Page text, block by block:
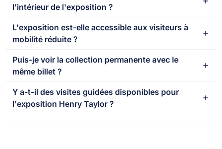
l'intérieur de l'exposition ?
L'exposition est-elle accessible aux visiteurs à
mobilité réduite ?
Puis-je voir la collection permanente avec le
même billet ?
Y a-t-il des visites guidées disponibles pour
l'exposition Henry Taylor ?